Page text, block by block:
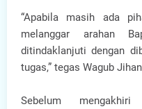
“Apabila masih ada
melanggar arahan
ditindaklanjuti dengan
tugas,” tegas Wagub
Sebelum